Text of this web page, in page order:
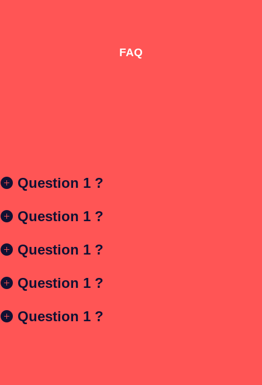
FAQ
Question 1 ?
Question 1 ?
Question 1 ?
Question 1 ?
Question 1 ?